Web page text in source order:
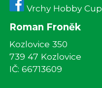
Vrchy Hobby Cup
Roman Froněk
Kozlovice 350
739 47 Kozlovice
IČ: 66713609